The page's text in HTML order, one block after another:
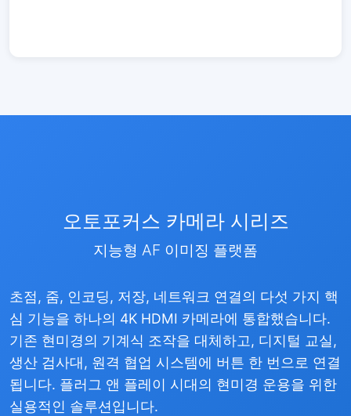
오토포커스 카메라 시리즈
지능형 AF 이미징 플랫폼
초점, 줌, 인코딩, 저장, 네트워크 연결의 다섯 가지 핵
심 기능을 하나의 4K HDMI 카메라에 통합했습니다.
기존 현미경의 기계식 조작을 대체하고, 디지털 교실,
생산 검사대, 원격 협업 시스템에 버튼 한 번으로 연결
됩니다. 플러그 앤 플레이 시대의 현미경 운용을 위한
실용적인 솔루션입니다.